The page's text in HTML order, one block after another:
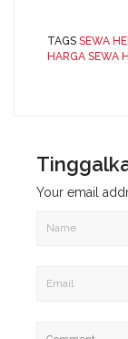
TAGS SEWA
HARGA SEWA
Your email